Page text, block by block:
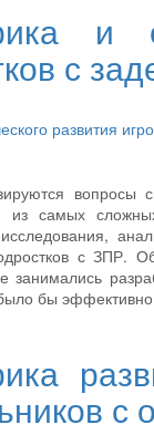
и
с
развития
вопросы
из самых
исследования,
с ЗПР.
занимались
бы
с